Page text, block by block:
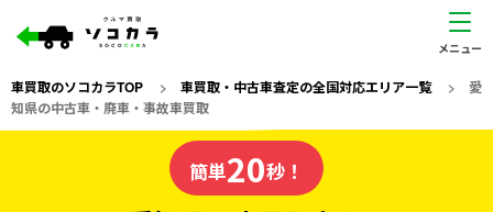
車買取のソコカラTOP > 車買取・中古車査定の全国対応エリア一覧> 愛
知県の中古車・廃車・事故車買取
の車買取なら
簡単20秒！